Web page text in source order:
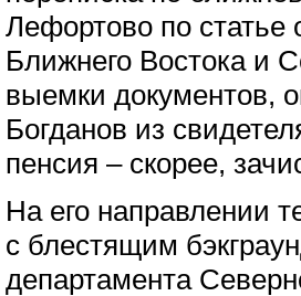
Лефортово по
Ближнего Востока и
выемки документов,
Богданов из
пенсия – скорее,
На его направлении
с блестящим
департамента